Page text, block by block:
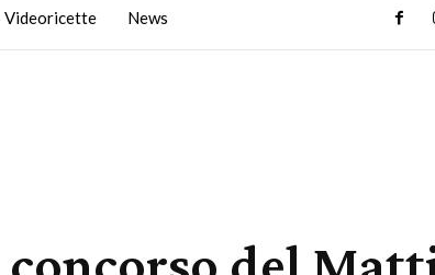
Videoricette News